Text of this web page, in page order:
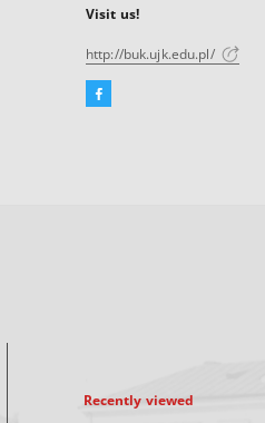
Visit us!
http://buk.ujk.edu.pl/
Facebook
Recently viewed